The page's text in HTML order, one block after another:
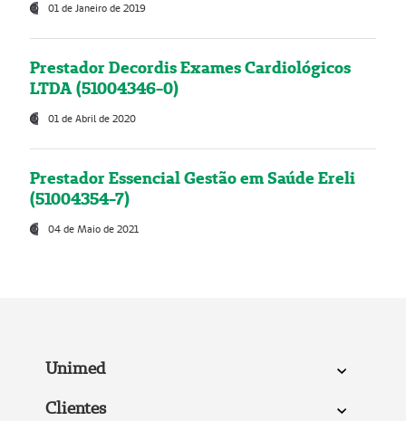
01 de Janeiro de 2019
Prestador Decordis Exames Cardiológicos
LTDA (51004346-0)
01 de Abril de 2020
Prestador Essencial Gestão em Saúde Ereli
(51004354-7)
04 de Maio de 2021
Unimed
Clientes